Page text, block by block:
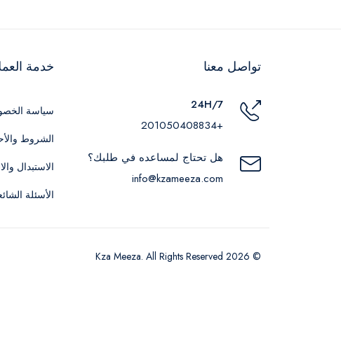
تواصل معنا
24H/7
+201050408834
هل تحتاج لمساعده في طلبك؟
info@kzameeza.com
خدمة
سياسة
الشروط
الاستبدال
الأسئلة
© 2026 Kza Meeza. All Rights Reserved